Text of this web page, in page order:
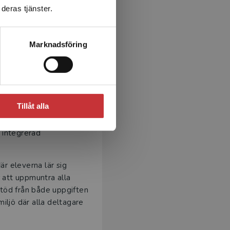
tjänster.
Marknadsföring
Tillåt alla
träning av alla
en rad olika
att träna tal och skrift.
Sam's Secret. Varje
integrerad
eleverna lär sig
att uppmuntra alla
från både uppgiften
där alla deltagare